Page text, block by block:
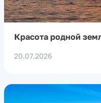
Красота родной
20.07.2026